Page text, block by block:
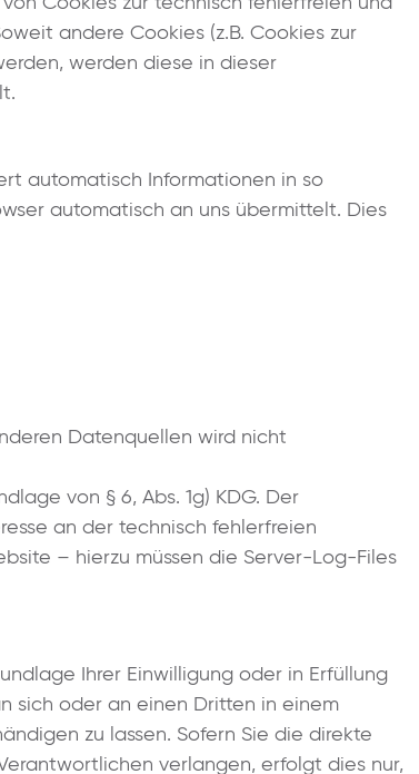
andere Cookies (z.B. Cookies zur
werden diese in dieser
automatisch Informationen in so
automatisch an uns übermittelt. Dies
Datenquellen wird nicht
von § 6, Abs. 1g) KDG. Der
an der technisch fehlerfreien
– hierzu müssen die Server-Log-Files
Ihrer Einwilligung oder in Erfüllung
sich oder an einen Dritten in einem
zu lassen. Sofern Sie die direkte
verlangen, erfolgt dies nur,